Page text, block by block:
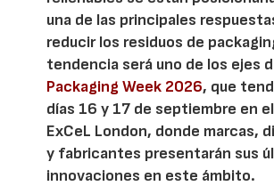
una de las principales
reducir los residuos de
tendencia será uno de los ejes
Packaging Week 2026, que
días 16 y 17 de septiembre en
ExCeL London, donde marcas,
y fabricantes presentarán sus
innovaciones en este ámbito.